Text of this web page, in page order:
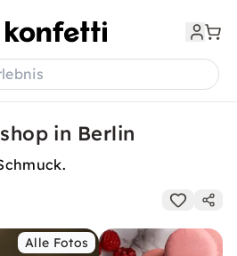
in Berlin
Alle Fotos